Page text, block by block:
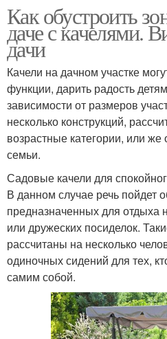
Как обустроить
даче с качелями.
дачи
Качели на дачном участке
функции, дарить радость
зависимости от размеров
несколько конструкций,
возрастные категории, или
семьи.
Садовые качели для
В данном случае речь пойдет
предназначенных для отдыха
или дружеских посиделок.
рассчитаны на несколько
одиночных сидений для тех,
самим собой.